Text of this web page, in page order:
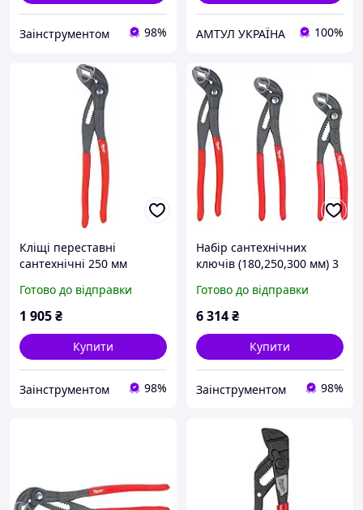
Заінструментом 98% АМТУЛ УКРАЇНА 100%
Кліщі переставні
сантехнічні 250 мм
Готово до відправки
1 905₴
Купити
Заінструментом 98%
Набір сантехнічних
ключів (180,250,300 мм) 3
Готово до відправки
6 314₴
Купити
Заінструментом 98%